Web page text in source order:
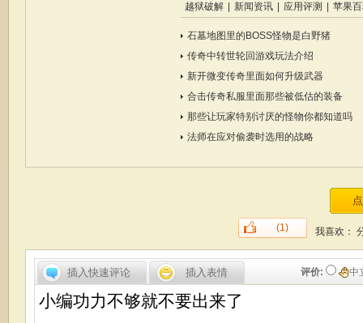
越狱破解 新闻资讯 应用评测 苹果
石墓地图里的BOSS怪物是白野猪
传奇中转世轮回游戏玩法介绍
新开微变传奇里面如何升级武器
合击传奇私服里面那些被低估的装备
那些让玩家特别讨厌的怪物你都知道吗
法师在应对偷袭时选用的战略
我喜欢：
(1)
评价: 中
插入快速评论 插入表情